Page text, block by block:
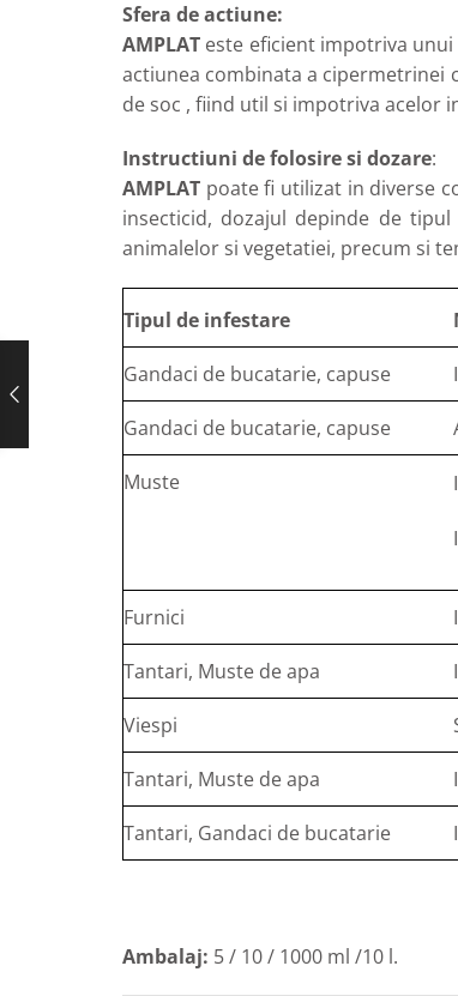
Sfera de actiune:
AMPLAT este eficient impotriva
actiunea combinata a
de soc , fiind util si impotriva acelor
Instructiuni de folosire si dozare:
AMPLAT poate fi utilizat in diverse
insecticid, dozajul depinde de
animalelor si vegetatiei, precum si
Tipul de infestare
Gandaci de bucatarie, capuse
Gandaci de bucatarie, capuse
Muste
Furnici
Tantari, Muste de apa
Viespi
Tantari, Muste de apa
Tantari, Gandaci de bucatarie
Ambalaj: 5 / 10 / 1000 ml /10 l.